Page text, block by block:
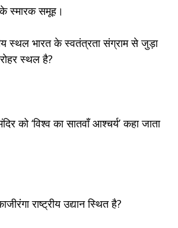
के स्मारक समूह।
स्थल भारत के स्वतंत्रता संग्राम से जुड़ा
स्थल है?
को ‘विश्व का सातवाँ आश्चर्य’ कहा जाता
राष्ट्रीय उद्यान स्थित है?